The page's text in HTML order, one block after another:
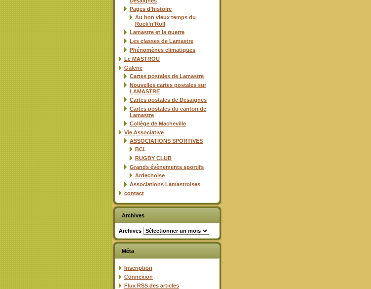
Pages d’histoire
Au bon vieux temps du
Rock’n’Roll
Lamastre et la guerre
Les classes de Lamastre
Phénomènes climatiques
Le MASTROU
Galerie
Cartes postales de Lamastre
Nouvelles cartes postales sur
LAMASTRE
Cartes postales de Desaignes
Cartes postales du canton de
Lamastre
Collège de Macheville
Vie Associative
ASSOCIATIONS SPORTIVES
BCL
RUGBY CLUB
Grands évènements sportifs
Ardechoise
Associations Lamastroises
contact
Archives
Archives
Méta
Inscription
Connexion
Flux RSS des articles